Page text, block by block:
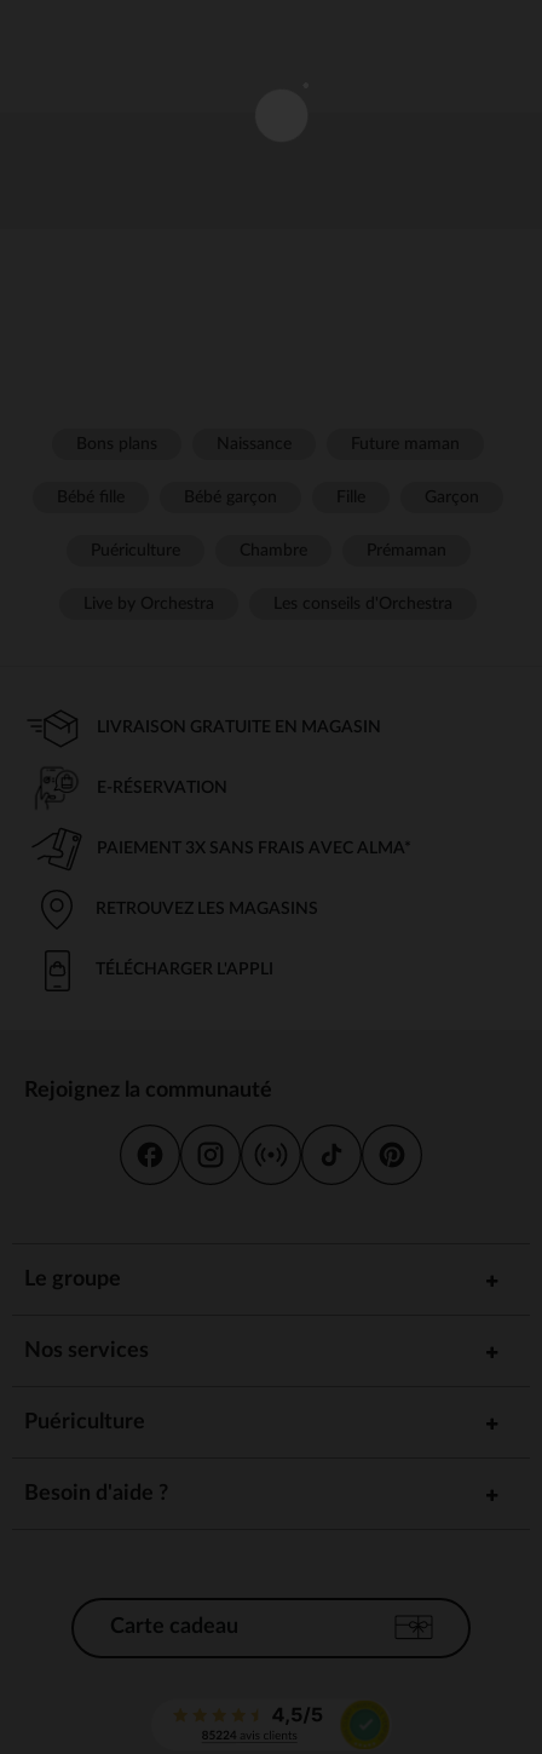
LIVRAISON GRATUITE EN MAGASIN
E-RÉSERVATION
PAIEMENT 3X SANS FRAIS AVEC ALMA*
RETROUVEZ LES MAGASINS
TÉLÉCHARGER L'APPLI
Rejoignez la communauté
Le groupe
Nos services
Puériculture
Besoin d'aide ?
Carte cadeau